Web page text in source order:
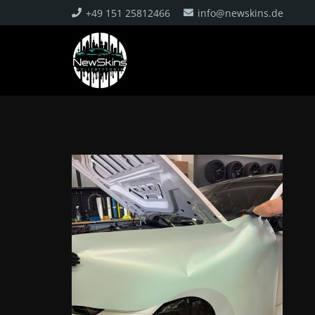
+49 151 25812466 info@newskins.de